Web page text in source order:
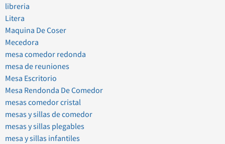
libreria
Litera
Maquina De Coser
Mecedora
mesa comedor redonda
mesa de reuniones
Mesa Escritorio
Mesa Rendonda De Comedor
mesas comedor cristal
mesas y sillas de comedor
mesas y sillas plegables
mesa y sillas infantiles